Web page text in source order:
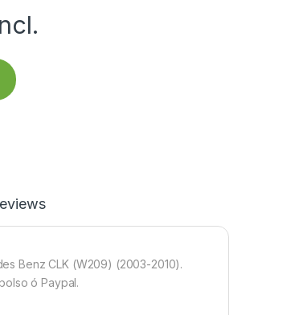
Benz CLK (W209) (2003-2010).
ó Paypal.